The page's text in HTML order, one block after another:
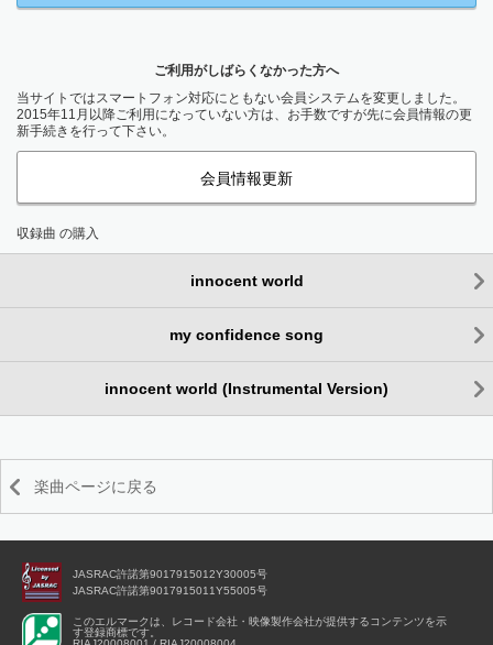
ご利用がしばらくなかった方へ
当サイトではスマートフォン対応にともない会員システムを変更しました。
2015年11月以降ご利用になっていない方は、お手数ですが先に会員情報の更
新手続きを行って下さい。
会員情報更新
収録曲 の購入
innocent world
my confidence song
innocent world (Instrumental Version)
楽曲ページに戻る
JASRAC許諾第9017915012Y30005号
JASRAC許諾第9017915011Y55005号
このエルマークは、レコード会社・映像製作会社が提供するコンテンツを示
す登録商標です。